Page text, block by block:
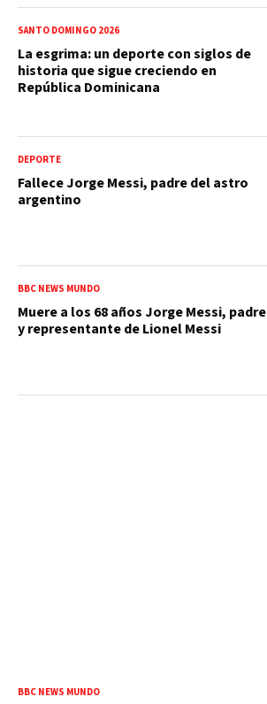
SANTO DOMINGO 2026
La esgrima: un deporte con siglos de
historia que sigue creciendo en
República Dominicana
DEPORTE
Fallece Jorge Messi, padre del astro
argentino
BBC NEWS MUNDO
Muere a los 68 años Jorge Messi, padre
y representante de Lionel Messi
BBC NEWS MUNDO